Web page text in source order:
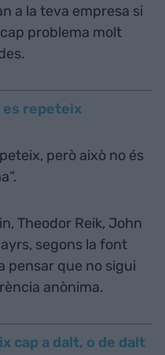
a la teva empresa si
problema molt
es repeteix
però això no és
Theodor Reik, John
segons la font
pensar que no sigui
anònima.
cap a dalt, o de dalt